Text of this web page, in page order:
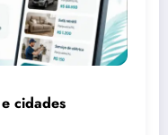
cidades